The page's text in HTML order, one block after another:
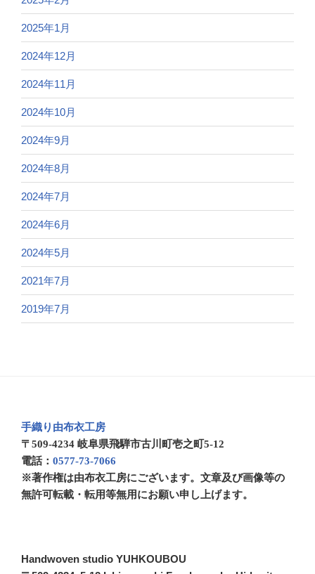
2025年1月
2024年12月
2024年11月
2024年10月
2024年9月
2024年8月
2024年7月
2024年6月
2024年5月
2021年7月
2019年7月
手織り由布衣工房
〒509-4234 岐阜県飛騨市古川町壱之町5-12
電話： 0577-73-7066
※著作権は由布衣工房にございます。文章及び画像等の
無許可転載・転用等無用にお願い申し上げます。
Handwoven studio YUHKOUBOU